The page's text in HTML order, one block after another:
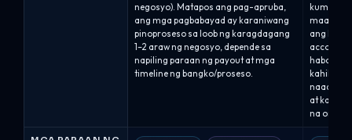
negosyo). Matapos ang pag-apruba,
ang mga pagbabayad ay karaniwang
pinoproseso sa loob ng karagdagang
1–2 araw ng negosyo, depende sa
napiling paraan ng payout at mga
timeline ng bangko/proseso.
ang lahat
account
habang
at
na oras